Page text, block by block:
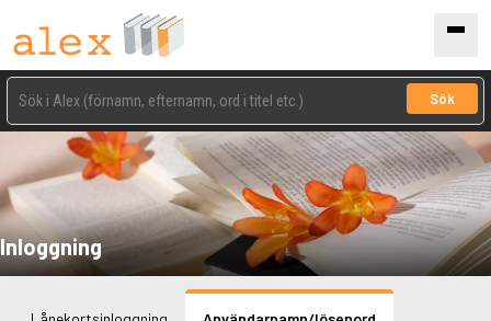
Sök
Inloggning